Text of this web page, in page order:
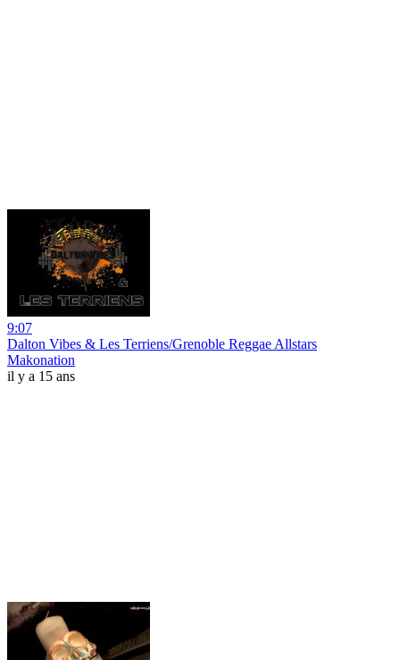
9:07
Dalton Vibes & Les Terriens/Grenoble Reggae Allstars
Makonation
il y a 15 ans